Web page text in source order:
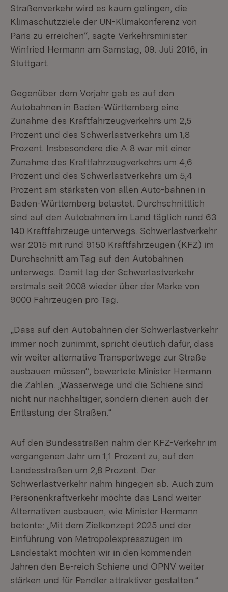
Straßenverkehr wird es kaum gelingen, die
Klimaschutzziele der UN-Klimakonferenz von
Paris zu erreichen“, sagte Verkehrsminister
Winfried Hermann am Samstag, 09. Juli 2016, in
Stuttgart.
Gegenüber dem Vorjahr gab es auf den
Autobahnen in Baden-Württemberg eine
Zunahme des Kraftfahrzeugverkehrs um 2,5
Prozent und des Schwerlastverkehrs um 1,8
Prozent. Insbesondere die A 8 war mit einer
Zunahme des Kraftfahrzeugverkehrs um 4,6
Prozent und des Schwerlastverkehrs um 5,4
Prozent am stärksten von allen Auto-bahnen in
Baden-Württemberg belastet. Durchschnittlich
sind auf den Autobahnen im Land täglich rund 63
140 Kraftfahrzeuge unterwegs. Schwerlastverkehr
war 2015 mit rund 9150 Kraftfahrzeugen (KFZ) im
Durchschnitt am Tag auf den Autobahnen
unterwegs. Damit lag der Schwerlastverkehr
erstmals seit 2008 wieder über der Marke von
9000 Fahrzeugen pro Tag.
„Dass auf den Autobahnen der Schwerlastverkehr
immer noch zunimmt, spricht deutlich dafür, dass
wir weiter alternative Transportwege zur Straße
ausbauen müssen“, bewertete Minister Hermann
die Zahlen. „Wasserwege und die Schiene sind
nicht nur nachhaltiger, sondern dienen auch der
Entlastung der Straßen.“
Auf den Bundesstraßen nahm der KFZ-Verkehr im
vergangenen Jahr um 1,1 Prozent zu, auf den
Landesstraßen um 2,8 Prozent. Der
Schwerlastverkehr nahm hingegen ab. Auch zum
Personenkraftverkehr möchte das Land weiter
Alternativen ausbauen, wie Minister Hermann
betonte: „Mit dem Zielkonzept 2025 und der
Einführung von Metropolexpresszügen im
Landestakt möchten wir in den kommenden
Jahren den Be-reich Schiene und ÖPNV weiter
stärken und für Pendler attraktiver gestalten.“